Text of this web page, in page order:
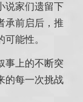
说家们遗留下
承前启后，推
能性。
事上的不断突
的每一次挑战